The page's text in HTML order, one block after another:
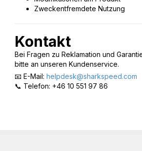
Zweckentfremdete Nutzung
Kontakt
Bei Fragen zu Reklamation und
bitte an unseren Kundenservice.
📧 E-Mail: helpdesk@sharkspeed.com
📞 Telefon: +46 10 551 97 86